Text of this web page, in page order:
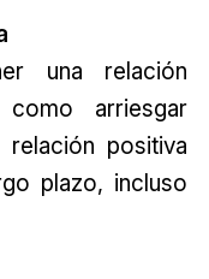
una relación
como arriesgar
positiva
plazo, incluso